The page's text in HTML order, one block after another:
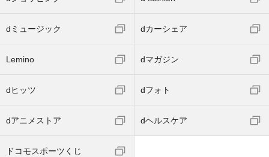
dミュージック dカーシェア
Lemino dマガジン
dヒッツ dフォト
dアニメストア dヘルスケア
ドコモスポーツくじ